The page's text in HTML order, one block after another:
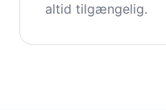
altid tilgængelig.